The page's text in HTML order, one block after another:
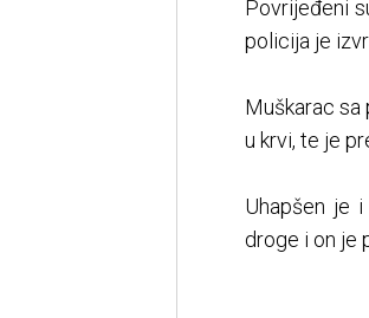
Povrijeđeni
policija je
Muškarac sa
u krvi, te je
Uhapšen je
droge i on je